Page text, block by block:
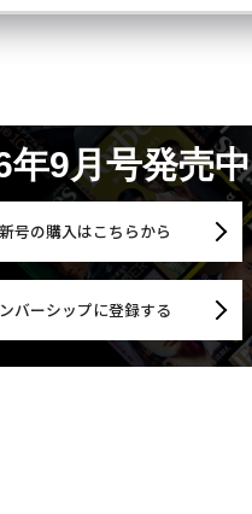
年9月号発売中
号の購入はこちらから
バーシップに登録する